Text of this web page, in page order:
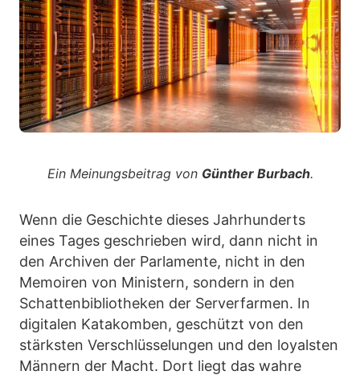
Ein Meinungsbeitrag von Günther Burbach.
Wenn die Geschichte dieses Jahrhunderts
eines Tages geschrieben wird, dann nicht in
den Archiven der Parlamente, nicht in den
Memoiren von Ministern, sondern in den
Schattenbibliotheken der Serverfarmen. In
digitalen Katakomben, geschützt von den
stärksten Verschlüsselungen und den loyalsten
Männern der Macht. Dort liegt das wahre